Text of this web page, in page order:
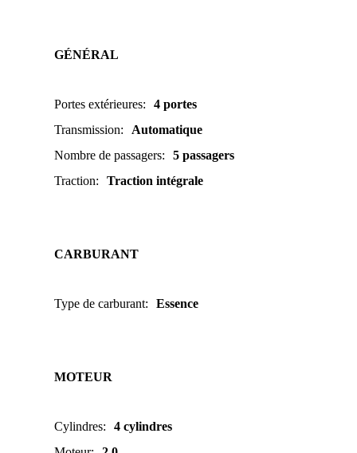
GÉNÉRAL
Portes extérieures:
4 portes
Transmission:
Automatique
Nombre de passagers:
5 passagers
Traction: Traction intégrale
CARBURANT
Type de carburant: Essence
MOTEUR
Cylindres:
4 cylindres